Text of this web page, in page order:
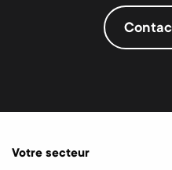
Votre secteur